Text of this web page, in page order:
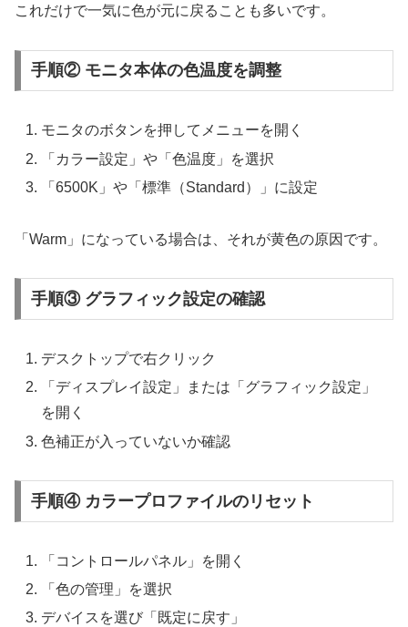
これだけで一気に色が元に戻ることも多いです。
手順② モニタ本体の色温度を調整
モニタのボタンを押してメニューを開く
「カラー設定」や「色温度」を選択
「6500K」や「標準（Standard）」に設定
「Warm」になっている場合は、それが黄色の原因です。
手順③ グラフィック設定の確認
デスクトップで右クリック
「ディスプレイ設定」または「グラフィック設定」
を開く
色補正が入っていないか確認
手順④ カラープロファイルのリセット
「コントロールパネル」を開く
「色の管理」を選択
デバイスを選び「既定に戻す」